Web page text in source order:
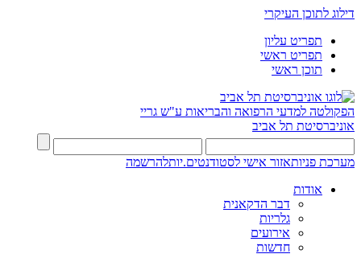
דילוג לתוכן העיקרי
תפריט עליון
תפריט ראשי
תוכן ראשי
הפקולטה למדעי הרפואה והבריאות ע"ש גריי
אוניברסיטת תל אביב
מערכת פניותאזור אישי לסטודנטים.יותלהרשמה
אודות
דבר הדקאנית
גלריות
אירועים
חדשות